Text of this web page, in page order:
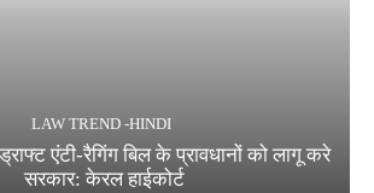
LAW TREND -HINDI
एंटी-रैगिंग बिल के प्रावधानों को लागू करे
सरकार: केरल हाईकोर्ट